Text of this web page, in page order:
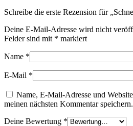
Schreibe die erste Rezension für
Deine E-Mail-Adresse wird nicht
Felder sind mit * markiert
Name *
E-Mail *
Name, E-Mail-Adresse und
meinen nächsten Kommentar speichern.
Deine Bewertung *